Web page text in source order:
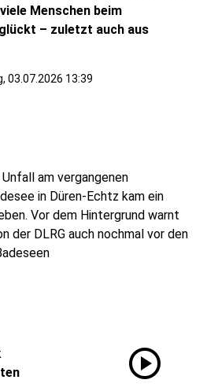
Menschen beim
– zuletzt auch aus
03.07.2026 13:39
am vergangenen
in Düren-Echtz kam ein
Vor dem Hintergrund warnt
der DLRG auch nochmal vor den
play_circle